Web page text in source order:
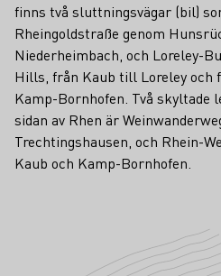
finns två sluttningsvägar (bil)
Rheingoldstraße genom
Niederheimbach, och Loreley-
Hills, från Kaub till Loreley och
Kamp-Bornhofen. Två skyltade
sidan av Rhen är
Trechtingshausen, och Rhein-
Kaub och Kamp-Bornhofen.